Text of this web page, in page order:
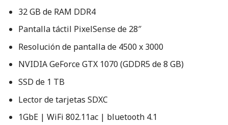
32 GB de RAM DDR4
Pantalla táctil PixelSense de 28″
Resolución de pantalla de 4500 x 3000
NVIDIA GeForce GTX 1070 (GDDR5 de 8 GB)
SSD de 1 TB
Lector de tarjetas SDXC
1GbE | WiFi 802.11ac | bluetooth 4.1